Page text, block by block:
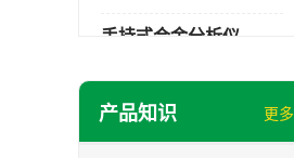
手持式合金分析仪
手持式矿石分析仪
产品知识 更多